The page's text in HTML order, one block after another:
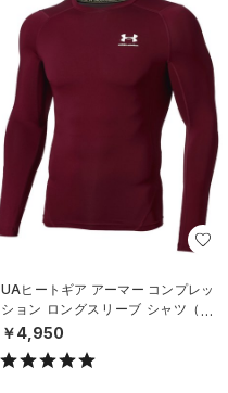
UAヒートギア アーマー コンプレッ
ション ロングスリーブ シャツ（ト
レーニング/MEN）
￥4,950